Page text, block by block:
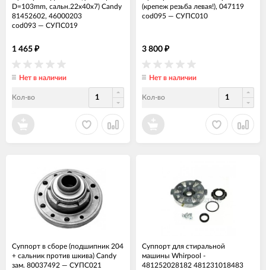
D=103mm, сальн.22х40х7) Candy
81452602, 46000203
cod093 — СУПС019
1 465 ₽
Нет в наличии
Кол-во
(крепеж резьба левая!), 047119
cod095 — СУПС010
3 800 ₽
Нет в наличии
Кол-во
Суппорт в сборе (подшипник 204
+ сальник против шкива) Candy
зам. 80037492 — СУПС021
Суппорт для стиральной
машины Whirpool -
481252028182 481231018483